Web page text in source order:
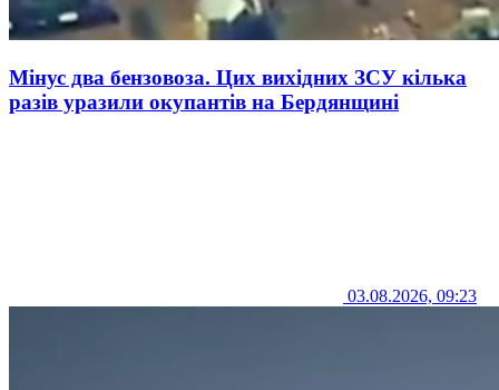
Мінус два бензовоза. Цих вихідних ЗСУ кілька
разів уразили окупантів на Бердянщині
03.08.2026, 09:23